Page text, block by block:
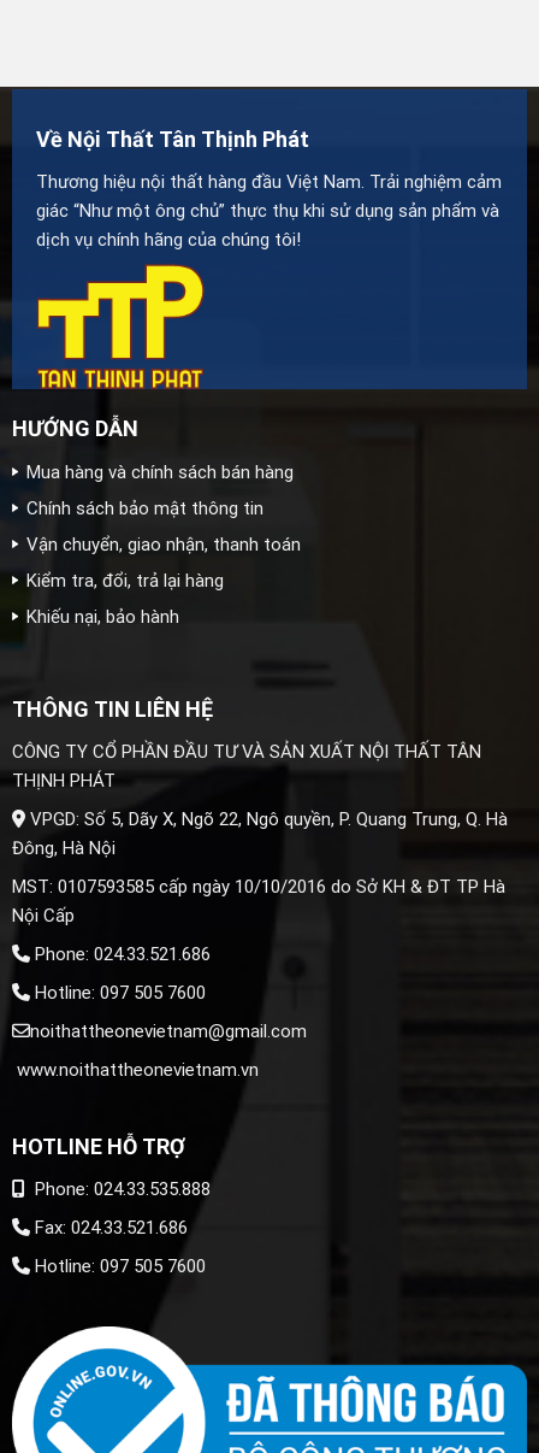
Về Nội Thất Tân Thịnh Phát
Thương hiệu nội thất hàng đầu Việt Nam. Trải nghiệm cảm
giác “Như một ông chủ” thực thụ khi sử dụng sản phẩm và
dịch vụ chính hãng của chúng tôi!
HƯỚNG DẪN
Mua hàng và chính sách bán hàng
Chính sách bảo mật thông tin
Vận chuyển, giao nhận, thanh toán
Kiểm tra, đổi, trả lại hàng
Khiếu nại, bảo hành
THÔNG TIN LIÊN HỆ
CÔNG TY CỔ PHẦN ĐẦU TƯ VÀ SẢN XUẤT NỘI THẤT TÂN
THỊNH PHÁT
VPGD: Số 5, Dãy X, Ngõ 22, Ngô quyền, P. Quang Trung, Q. Hà
Đông, Hà Nội
MST: 0107593585 cấp ngày 10/10/2016 do Sở KH & ĐT TP Hà
Nội Cấp
Phone: 024.33.521.686
Hotline: 097 505 7600
noithattheonevietnam@gmail.com
www.noithattheonevietnam.vn
HOTLINE HỖ TRỢ
Phone: 024.33.535.888
Fax: 024.33.521.686
Hotline: 097 505 7600